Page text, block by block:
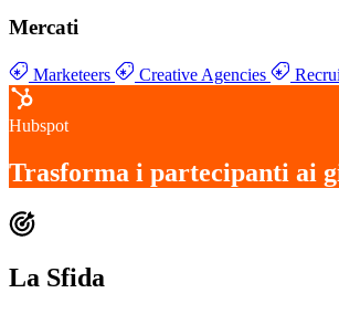
Mercati
Marketeers Creative Agencies
Hubspot
Trasforma i partecipanti ai
La Sfida